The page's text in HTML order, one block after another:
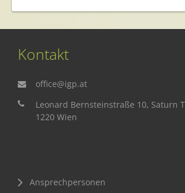
Kontakt
office@igp.at
Leonard Bernsteinstraße 10, Saturn
1220 Wien
Ansprechpersonen